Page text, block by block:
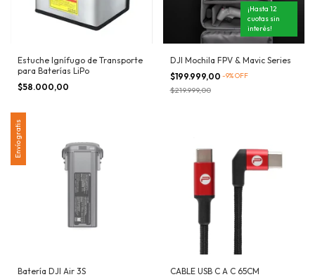
Estuche Ignífugo de Transporte
para Baterías LiPo
$58.000,00
¡Hasta 12
cuotas sin
interés!
DJI Mochila FPV & Mavic Series
$199.999,00 -9%OFF
$219.999,00
Envío gratis
Batería DJI Air 3S
CABLE USB C A C 65CM